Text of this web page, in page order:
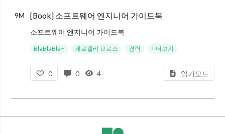
9M [Book] 소프트웨어 엔지니어 가이드북
소프트웨어 엔지니어 가이드북
게르겔리 오로스 지음
BlaBlaBla~ 게르겔리 오로스 경력 + 더보기
0 0 4 읽기모드